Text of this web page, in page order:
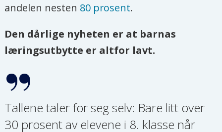
andelen nesten 80 prosent.
Den dårlige nyheten er at barnas
læringsutbytte er altfor lavt.
Tallene taler for seg selv: Bare litt over
30 prosent av elevene i 8. klasse når